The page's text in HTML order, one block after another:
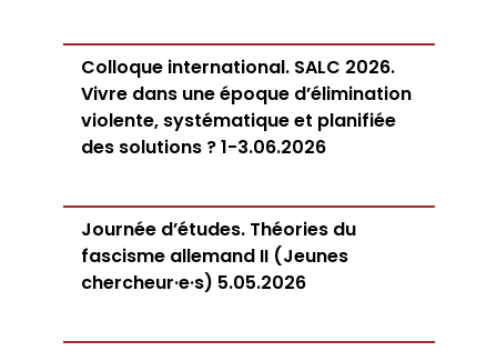
Colloque international. SALC 2026.
Vivre dans une époque d’élimination
violente, systématique et planifiée
des solutions ? 1-3.06.2026
Journée d’études. Théories du
fascisme allemand II (Jeunes
chercheur·e·s) 5.05.2026